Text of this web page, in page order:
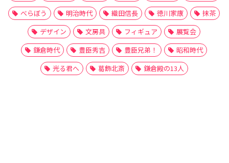
べらぼう
明治時代 織田信長 徳川家康
抹茶
デザイン
文房具 フィギュア
展覧会
鎌倉時代
豊臣秀吉 豊臣兄弟！
昭和時代
光る君へ
葛飾北斎 鎌倉殿の13人